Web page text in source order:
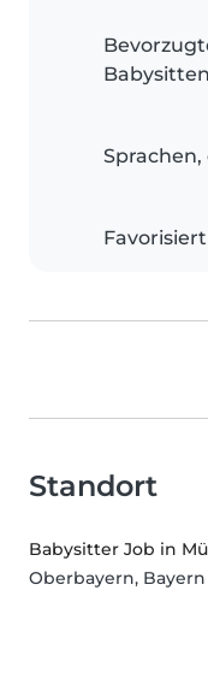
Babysitten
Favorisiert
Standort
Babysitter Job in
Oberbayern, Bayern